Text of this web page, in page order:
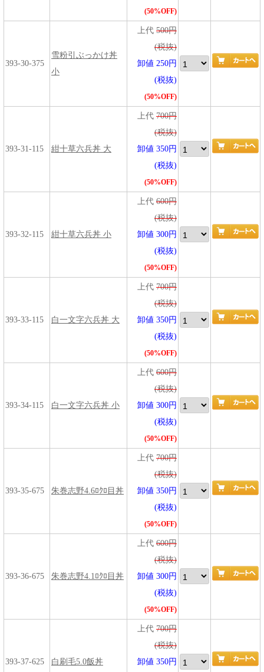
(50%OFF)
393-30-375
雪粉引ぶっかけ丼
小
上代 500円
(税抜)
卸値 250円
(税抜)
(50%OFF)
393-31-115 紺十草六兵丼 大
上代 700円
(税抜)
卸値 350円
(税抜)
(50%OFF)
393-32-115 紺十草六兵丼 小
上代 600円
(税抜)
卸値 300円
(税抜)
(50%OFF)
393-33-115 白一文字六兵丼 大
上代 700円
(税抜)
卸値 350円
(税抜)
(50%OFF)
393-34-115 白一文字六兵丼 小
上代 600円
(税抜)
卸値 300円
(税抜)
(50%OFF)
393-35-675 朱巻志野4.6ﾛｸﾛ目丼
上代 700円
(税抜)
卸値 350円
(税抜)
(50%OFF)
393-36-675 朱巻志野4.1ﾛｸﾛ目丼
上代 600円
(税抜)
卸値 300円
(税抜)
(50%OFF)
393-37-625 白刷毛5.0飯丼
上代 700円
(税抜)
卸値 350円